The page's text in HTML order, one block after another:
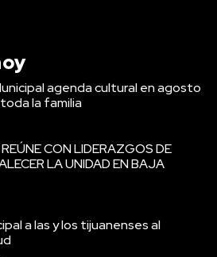
agenda cultural en agosto
la familia
CON LIDERAZGOS DE
LA UNIDAD EN BAJA
a las y los tijuanenses al